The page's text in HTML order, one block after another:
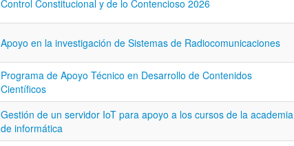
Control Constitucional y de lo Contencioso 2026
Apoyo en la investigación de Sistemas de Radiocomunicaciones
Programa de Apoyo Técnico en Desarrollo de Contenidos
Científicos
Gestión de un servidor IoT para apoyo a los cursos de la academia
de informática